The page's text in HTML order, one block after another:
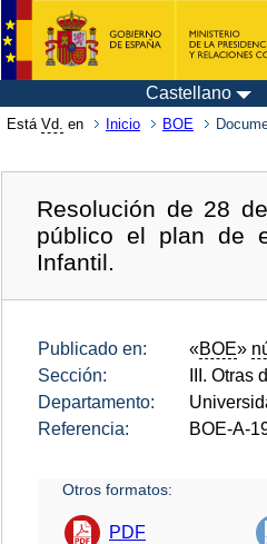
Castellano
Está Vd. en Inicio BOE
Resolución de 28
público el plan de
Infantil.
Publicado en: «BOE»
Sección:
III. Otras
Departamento:
Referencia:
BOE-A-
Otros formatos:
PDF